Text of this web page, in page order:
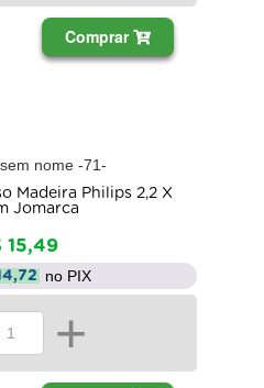
Comprar
Madeira Philips 2,2 X
Jomarca
15,49
no PIX
+